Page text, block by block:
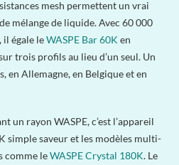
mesh permettent un vrai
mélange de liquide. Avec 60 000
il égale leWASPE Bar 60K en
trois profils au lieu d’un seul. Un
en Allemagne, en Belgique et en
un rayon WASPE, c’est l’appareil
simple saveur et les modèles multi-
comme leWASPE Crystal 180K. Le